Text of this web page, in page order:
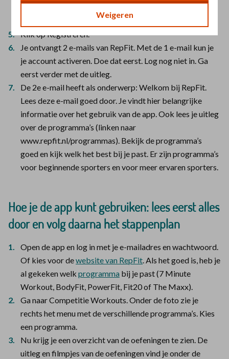
Klik op Registreren.
Je ontvangt 2 e-mails van RepFit. Met de 1 e-mail kun je
je account activeren. Doe dat eerst. Log nog niet in. Ga
eerst verder met de uitleg.
De 2e e-mail heeft als onderwerp: Welkom bij RepFit.
Lees deze e-mail goed door. Je vindt hier belangrijke
informatie over het gebruik van de app. Ook lees je uitleg
over de programma’s (linken naar
www.repfit.nl/programmas). Bekijk de programma’s
goed en kijk welk het best bij je past. Er zijn programma’s
voor beginnende sporters en voor meer ervaren sporters.
Hoe je de app kunt gebruiken: lees eerst alles
door en volg daarna het stappenplan
Open de app en log in met je e-mailadres en wachtwoord.
Of kies voor dewebsite van RepFit. Als het goed is, heb je
al gekeken welk programma bij je past (7 Minute
Workout, BodyFit, PowerFit, Fit20 of The Maxx).
Ga naar Competitie Workouts. Onder de foto zie je
rechts het menu met de verschillende programma’s. Kies
een programma.
Nu krijg je een overzicht van de oefeningen te zien. De
uitleg en filmpjes van de oefeningen vind je onder de
Weigeren